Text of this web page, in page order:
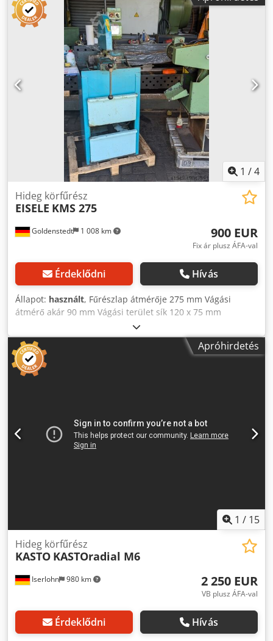
1 /4
Goldenstedt 1 008 km
Hideg körfűrész
EISELE KMS 275
900 EUR
Fix ár plusz ÁFA-val
Érdeklődni Hívás
Állapot: használt, Fűrészlap átmérője 275 mm Vágási
átmérő akár 90 mm Vágási terület sík 120 x 75 mm
Dcjdpfewglgiox Aizsk Sebesség 40/80 fordulat/perc
Gérvágások 45°/90°/-45° Gép súlya kb. 150 kg kézi
fűrészlap-adagolás Kiegészítők: Hűtőfolyadék-rendszer
Alapkeret 2 fiókkal
Apróhirdetés
1 / 15
Iserlohn 980 km
Hideg körfűrész
KASTO KASTOradial M6
2 250 EUR
VB plusz ÁFA-val
Érdeklődni Hívás